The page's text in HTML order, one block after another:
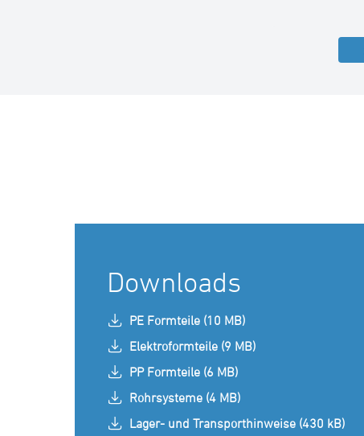
Downloads
PE Formteile (10 MB)
Elektroformteile (9 MB)
PP Formteile (6 MB)
Rohrsysteme (4 MB)
Lager- und Transporthinweise (430 kB)